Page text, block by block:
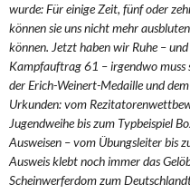
wurde: Für einige Zeit, fünf oder
können sie uns nicht mehr
können. Jetzt haben wir Ruhe –
Kampfauftrag 61 – irgendwo muss
der Erich-Weinert-Medaille und
Urkunden: vom
Jugendweihe bis zum Typbeispiel
Ausweisen – vom Übungsleiter bis
Ausweis klebt noch immer das
Scheinwerferdom zum